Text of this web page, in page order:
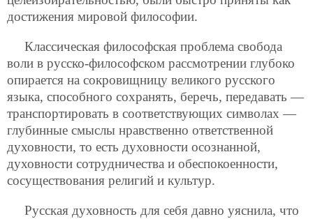
достижения мировой философии.
Классическая философская проблема свобода
воли в русско-философском рассмотрении глубоко
опирается на сокровищницу великого русского
языка, способного сохранять, беречь, передавать —
транспортировать в соответствующих символах —
глубинные смыслы нравственно ответственной
духовности, то есть духовности осознанной,
духовности сотрудничества и обеспокоенности,
сосуществования религий и культур.
Русская духовность для себя давно уяснила, что